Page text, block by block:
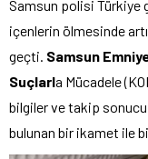
Samsun polisi Türkiye
içenlerin ölmesinde
geçti. Samsun
Suçlarla Mücadele
bilgiler ve takip sonucu
bulunan bir ikamet ile